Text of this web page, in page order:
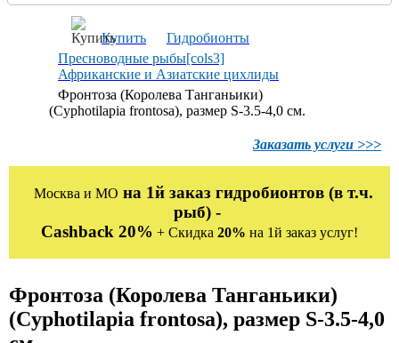
Купить
Гидробионты
Пресноводные рыбы[cols3]
Африканские и Азиатские цихлиды
Фронтоза (Королева Танганьики)
(Cyphotilapia frontosa), размер S-3.5-4,0 см.
Заказать услуги >>>
Москва и МО на 1й заказ гидробионтов (в т.ч.
рыб) -
Cashback 20% + Скидка 20% на 1й заказ услуг!
Фронтоза (Королева Танганьики)
(Cyphotilapia frontosa), размер S-3.5-4,0